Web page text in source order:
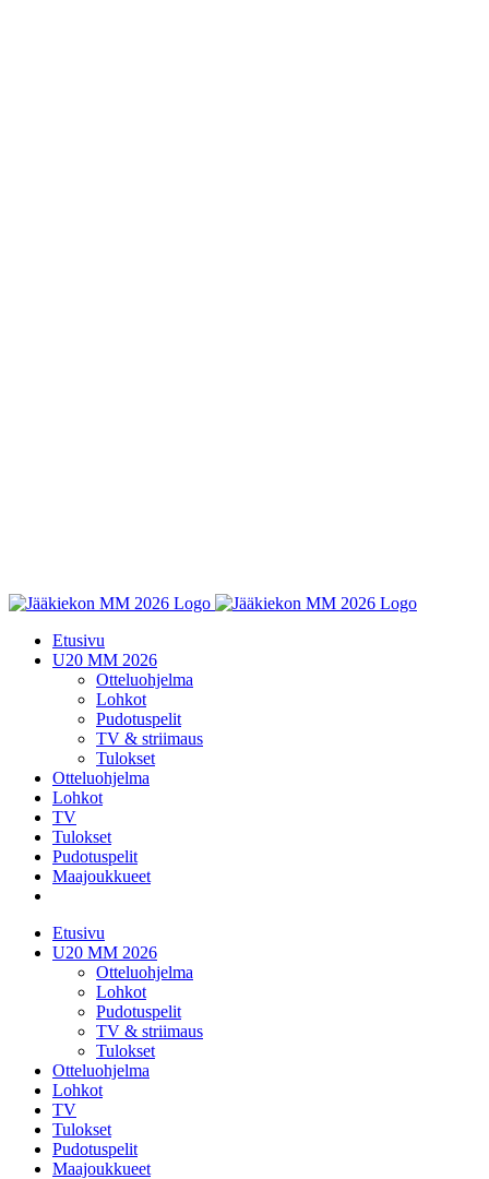
Etusivu
U20 MM 2026
Otteluohjelma
Lohkot
Pudotuspelit
TV & striimaus
Tulokset
Otteluohjelma
Lohkot
TV
Tulokset
Pudotuspelit
Maajoukkueet
Etusivu
U20 MM 2026
Otteluohjelma
Lohkot
Pudotuspelit
TV & striimaus
Tulokset
Otteluohjelma
Lohkot
TV
Tulokset
Pudotuspelit
Maajoukkueet